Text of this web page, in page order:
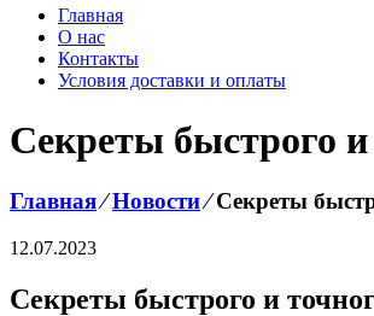
Главная
О нас
Контакты
Условия доставки и оплаты
Секреты быстрого и
Главная⁄Новости⁄Секреты
12.07.2023
Секреты быстрого и